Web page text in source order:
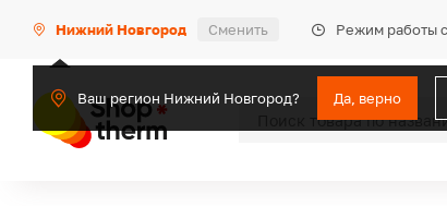
Нижний Новгород Сменить Режим работы
Ваш регион Нижний Новгород? Да, верно